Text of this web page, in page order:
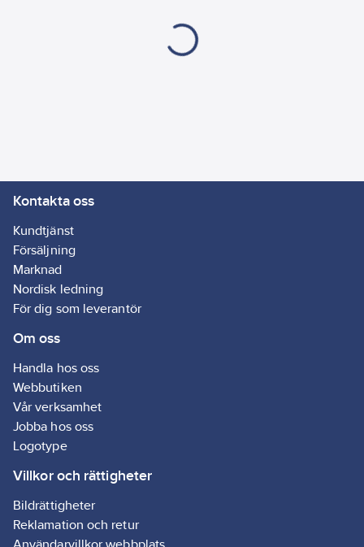
Kontakta oss
Kundtjänst
Försäljning
Marknad
Nordisk ledning
För dig som leverantör
Om oss
Handla hos oss
Webbutiken
Vår verksamhet
Jobba hos oss
Logotype
Villkor och rättigheter
Bildrättigheter
Reklamation och retur